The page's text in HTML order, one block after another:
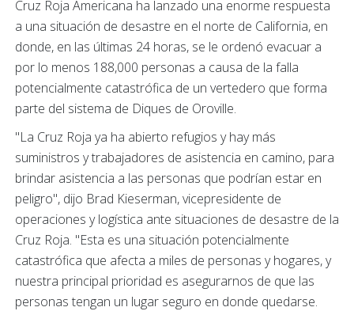
Cruz Roja Americana ha lanzado una enorme respuesta
a una situación de desastre en el norte de California, en
donde, en las últimas 24 horas, se le ordenó evacuar a
por lo menos 188,000 personas a causa de la falla
potencialmente catastrófica de un vertedero que forma
parte del sistema de Diques de Oroville.
"La Cruz Roja ya ha abierto refugios y hay más
suministros y trabajadores de asistencia en camino, para
brindar asistencia a las personas que podrían estar en
peligro", dijo Brad Kieserman, vicepresidente de
operaciones y logística ante situaciones de desastre de la
Cruz Roja. "Esta es una situación potencialmente
catastrófica que afecta a miles de personas y hogares, y
nuestra principal prioridad es asegurarnos de que las
personas tengan un lugar seguro en donde quedarse.